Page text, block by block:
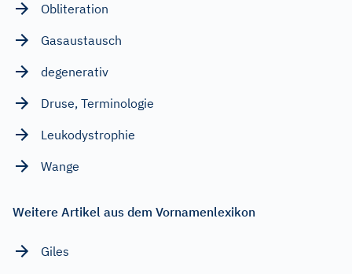
Obliteration
Gasaustausch
degenerativ
Druse, Terminologie
Leukodystrophie
Wange
Weitere Artikel aus dem Vornamenlexikon
Giles